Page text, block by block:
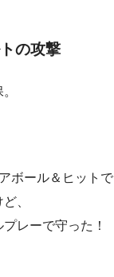
の攻撃
ボール＆ヒットで
、
レーで守った！